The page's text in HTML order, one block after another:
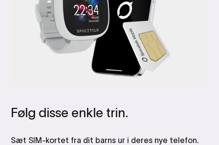
Følg disse enkle trin.
Sæt SIM-kortet fra dit barns ur i deres nye telefon.